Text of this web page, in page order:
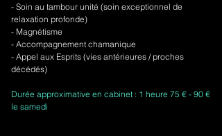
- Soin au tambour unité (soin exceptionnel de
relaxation profonde)
- Magnétisme
- Accompagnement chamanique
- Appel aux Esprits (vies antérieures / proches
décédés)
Durée approximative en cabinet : 1 heure 75 € - 90 €
le samedi